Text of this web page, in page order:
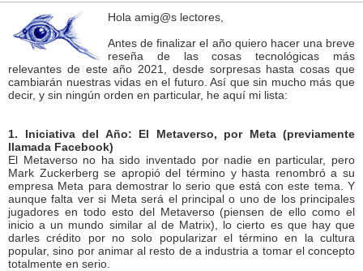
Hola amig@s lectores,
Antes de finalizar el año quiero hacer una breve
reseña de las cosas tecnológicas más
relevantes de este año 2021, desde sorpresas hasta cosas que
cambiarán nuestras vidas en el futuro. Así que sin mucho más que
decir, y sin ningún orden en particular, he aquí mi lista:
1. Iniciativa del Año: El Metaverso, por Meta (previamente
llamada Facebook)
El Metaverso no ha sido inventado por nadie en particular, pero
Mark Zuckerberg se apropió del término y hasta renombró a su
empresa Meta para demostrar lo serio que está con este tema. Y
aunque falta ver si Meta será el principal o uno de los principales
jugadores en todo esto del Metaverso (piensen de ello como el
inicio a un mundo similar al de Matrix), lo cierto es que hay que
darles crédito por no solo popularizar el término en la cultura
popular, sino por animar al resto de a industria a tomar el concepto
totalmente en serio.